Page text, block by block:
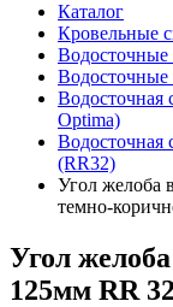
Каталог
Кровельные
Водосточные
Водосточная
Optima)
Водосточная
(RR32)
Угол желоба
темно-
Угол
125мм RR